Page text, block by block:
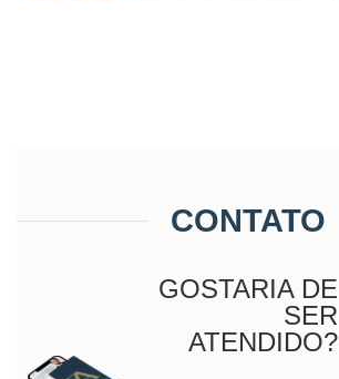
CONTATO
GOSTARIA DE
SER
ATENDIDO?